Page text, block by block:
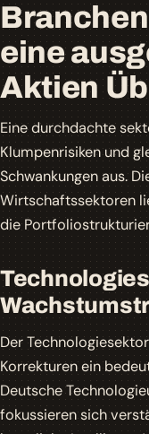
eine
Aktien
Eine durchdachte
Klumpenrisiken und
Schwankungen aus.
Wirtschaftssektoren
die
Der
Korrekturen ein
Deutsche
fokussieren sich